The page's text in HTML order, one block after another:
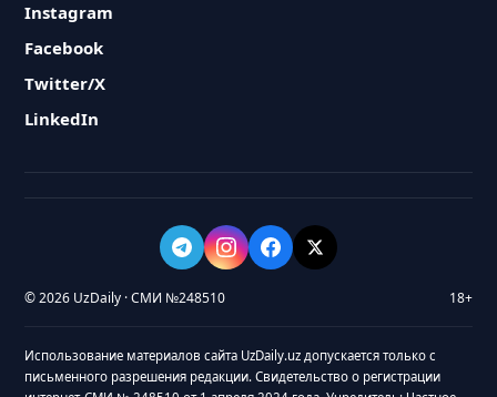
Instagram
Facebook
Twitter/X
LinkedIn
© 2026 UzDaily · СМИ №248510 18+
Использование материалов сайта UzDaily.uz допускается только с
письменного разрешения редакции. Свидетельство о регистрации